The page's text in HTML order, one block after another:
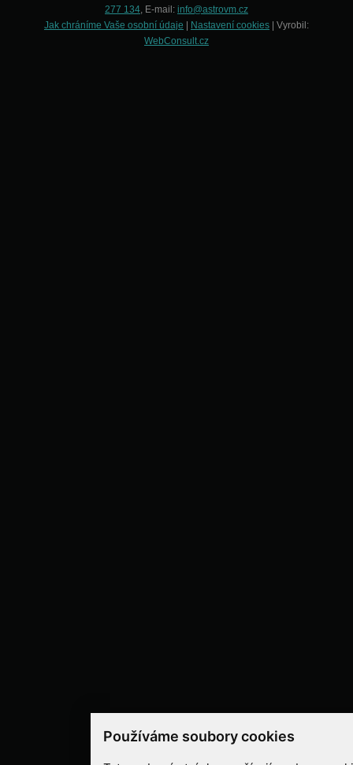
Používáme soubory cookies
277 134, E-mail: info@astrovm.cz
Jak chráníme Vaše osobní údaje
Nastavení cookies | Vyrobil:
WebConsult.cz